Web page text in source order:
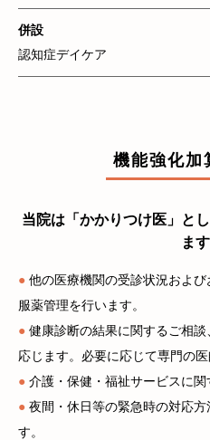
併設
認知症デイケア
機能強化加
当院は「かかりつけ医」と
ます
● 他の医療機関の受診状況およ
服薬管理を行います。
● 健康診断の結果に関するご相
応じます。必要に応じて専門の
● 介護・保健・福祉サービスに関
● 夜間・休日等の緊急時の対応
す。